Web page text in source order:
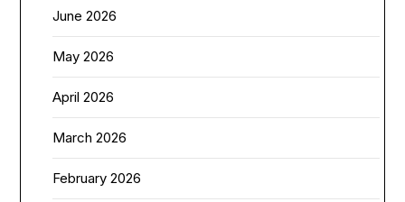
June 2026
May 2026
April 2026
March 2026
February 2026